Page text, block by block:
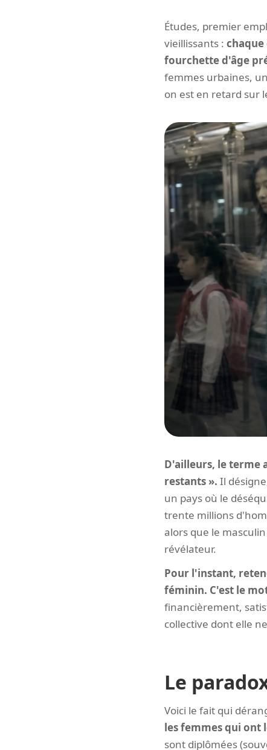
Études, premier
vieillissants : chaque
fourchette d'âge
femmes urbaines,
on est en retard sur
D'ailleurs, le terme
restants ». Il
un pays où le
trente millions
alors que le
révélateur.
Pour l'instant,
féminin. C'est le
financièrement,
collective dont elle
Le
Voici le fait qui
les femmes qui ont
sont diplômées